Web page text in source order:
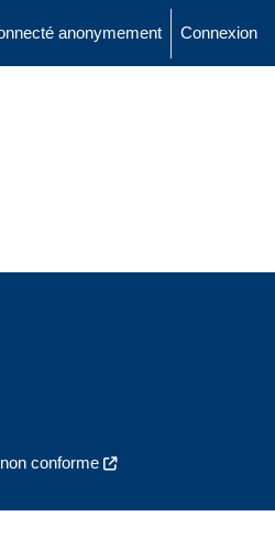
anonymement Connexion
conforme